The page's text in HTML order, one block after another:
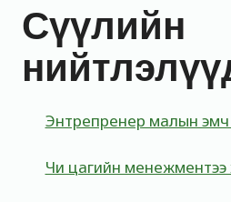
Сүүлийн
Энтрепренер малын эмч
Чи цагийн менежментээ